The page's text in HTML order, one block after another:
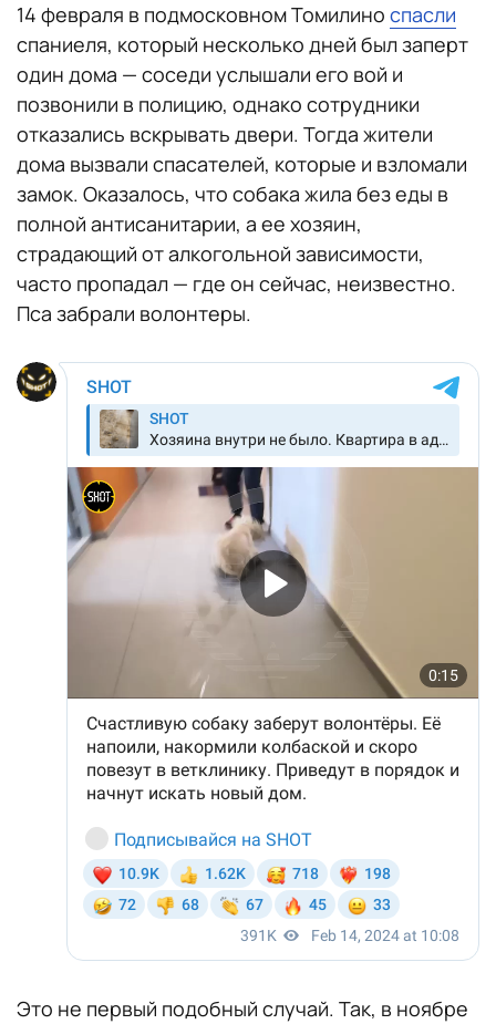
14 февраля в подмосковном Томилино спасли
спаниеля, который несколько дней был заперт
один дома — соседи услышали его вой и
позвонили в полицию, однако сотрудники
отказались вскрывать двери. Тогда жители
дома вызвали спасателей, которые и взломали
замок. Оказалось, что собака жила без еды в
полной антисанитарии, а ее хозяин,
страдающий от алкогольной зависимости,
часто пропадал — где он сейчас, неизвестно.
Пса забрали волонтеры.
Это не первый подобный случай. Так, в ноябре